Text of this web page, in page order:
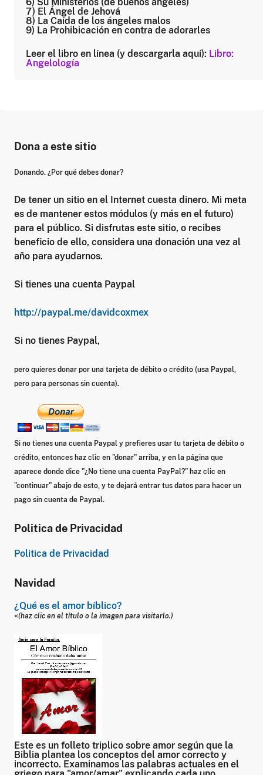
7) El Ángel de Jehová
8) La Caída de los ángeles malos
9) La Prohibicación en contra de adorarles
Leer el libro en línea (y descargarla aquí): Libro:
Angelología
Dona a este sitio
Donando. ¿Por qué debes donar?
De tener un sitio en el Internet cuesta dinero. Mi meta
es de mantener estos módulos (y más en el futuro)
para el público. Si disfrutas este sitio, o recibes
beneficio de ello, considera una donación una vez al
año para ayudarnos.
Si tienes una cuenta Paypal
http://paypal.me/davidcoxmex
Si no tienes Paypal,
pero quieres donar por una tarjeta de débito o crédito (usa Paypal,
pero para personas sin cuenta).
Si no tienes una cuenta Paypal y prefieres usar tu tarjeta de débito o
crédito, entonces haz clic en "donar" arriba, y en la página que
aparece donde dice "¿No tiene una cuenta PayPal?" haz clic en
"continuar" abajo de esto, y te dejará entrar tus datos para hacer un
pago sin cuenta de Paypal.
Politica de Privacidad
Politica de Privacidad
Navidad
¿Qué es el amor bíblico?
<(haz clic en el título o la imagen para visitarlo.)
Este es un folleto triplico sobre amor según que la
Biblia plantea los conceptos del amor correcto y
incorrecto. Examinamos las palabras actuales en el